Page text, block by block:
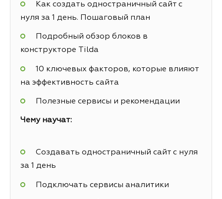
Как создать одностраничный сайт с
нуля за 1 день. Пошаговый план
Подробный обзор блоков в
конструкторе Tilda
10 ключевых факторов, которые влияют
на эффективность сайта
Полезные сервисы и рекомендации
Чему научат:
Создавать одностраничный сайт с нуля
за 1 день
Подключать сервисы аналитики